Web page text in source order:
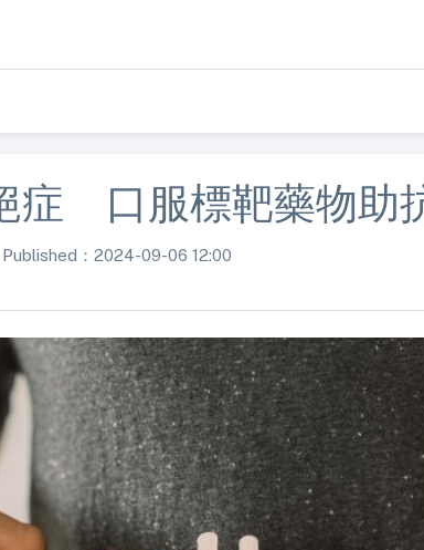
症 口服標靶藥物助
：2024-09-06 12:00